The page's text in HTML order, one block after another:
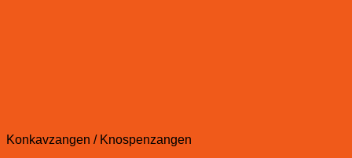
Konkavzangen / Knospenzangen